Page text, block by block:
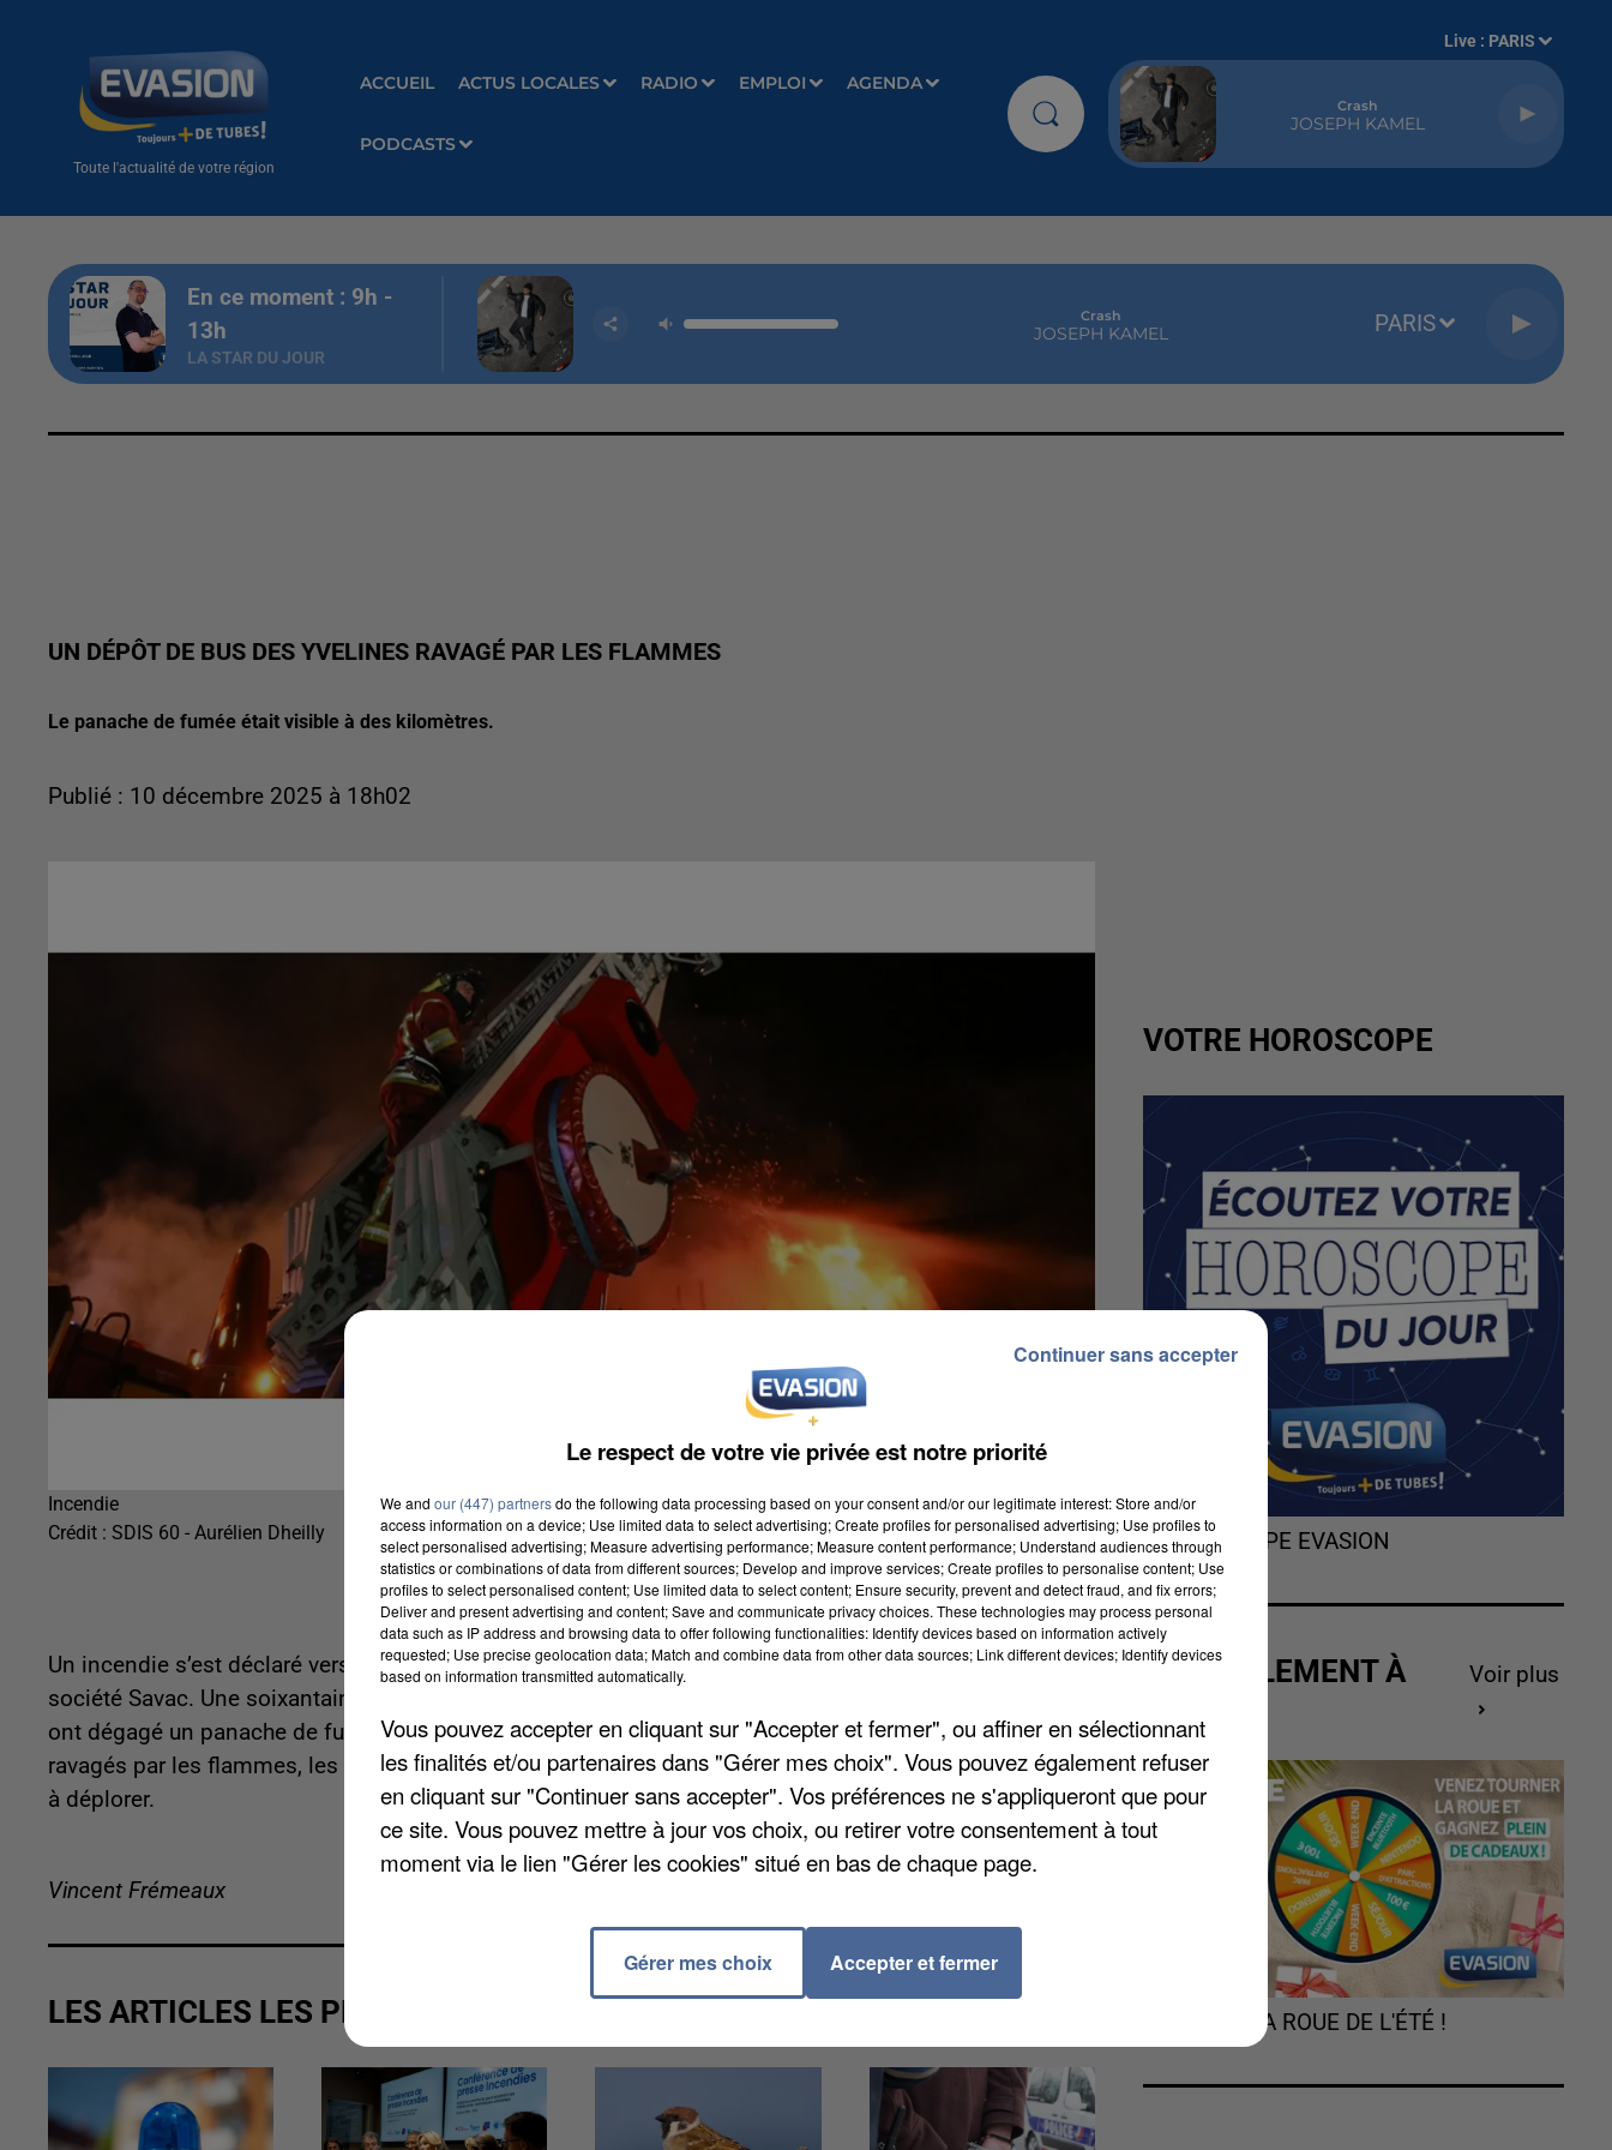
Toute l'actualité de votre région
ACCUEIL ACTUS LOCALES RADIO EMPLOI AGENDA
PODCASTS
Live : PARIS
Crash
JOSEPH KAMEL
En ce moment : 9h -
13h
LA STAR DU JOUR
Crash
JOSEPH KAMEL PARIS
UN DÉPÔT DE BUS DES YVELINES RAVAGÉ PAR LES FLAMMES
Le panache de fumée était visible à des kilomètres.
Publié : 10 décembre 2025 à 18h02
Incendie
Crédit : SDIS 60 - Aurélien Dheilly
Un incendie s’est déclaré vers 21h ce mardi 9 décembre à Chevreuse dans un atelier de l’entrepôt de la
société Savac. Une soixantaine de pompiers ont lutté pendant plusieurs heures contre les flammes qui
ont dégagé un panache de fumée visible à des kilomètres. La moitié de l’entrepôt et 7 bus ont été
ravagés par les flammes, les autres ont pu être sauvésin extremispar des salariés. Aucun blessé n’est
à déplorer.
Vincent Frémeaux
LES ARTICLES LES PLUS VUS
VOTRE HOROSCOPE
L'HOROSCOPE EVASION
ACTUELLEMENT À
Voir plus
TOURNEZ LA ROUE DE L'ÉTÉ !
Le respect de votre vie privée est notre priorité
We and our (447) partnersdo the following data processing based on your consent and/or our legitimate interest: Store and/or
access information on a device; Use limited data to select advertising; Create profiles for personalised advertising; Use profiles to
select personalised advertising; Measure advertising performance; Measure content performance; Understand audiences through
statistics or combinations of data from different sources; Develop and improve services; Create profiles to personalise content; Use
profiles to select personalised content; Use limited data to select content; Ensure security, prevent and detect fraud, and fix errors;
Deliver and present advertising and content; Save and communicate privacy choices. These technologies may process personal
data such as IP address and browsing data to offer following functionalities: Identify devices based on information actively
requested; Use precise geolocation data; Match and combine data from other data sources; Link different devices; Identify devices
based on information transmitted automatically.
Vous pouvez accepter en cliquant sur "Accepter et fermer", ou affiner en sélectionnant
les finalités et/ou partenaires dans "Gérer mes choix". Vous pouvez également refuser
en cliquant sur "Continuer sans accepter". Vos préférences ne s'appliqueront que pour
ce site. Vous pouvez mettre à jour vos choix, ou retirer votre consentement à tout
moment via le lien "Gérer les cookies" situé en bas de chaque page.
Gérer mes choix Accepter et fermer
Continuer sans accepter